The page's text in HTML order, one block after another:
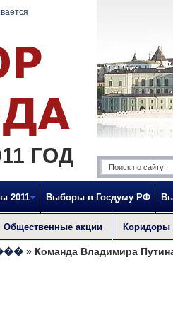
ГОД
2011 Выборы в Госдуму РФ
Общественные акции Коридоры
» Команда Владимира